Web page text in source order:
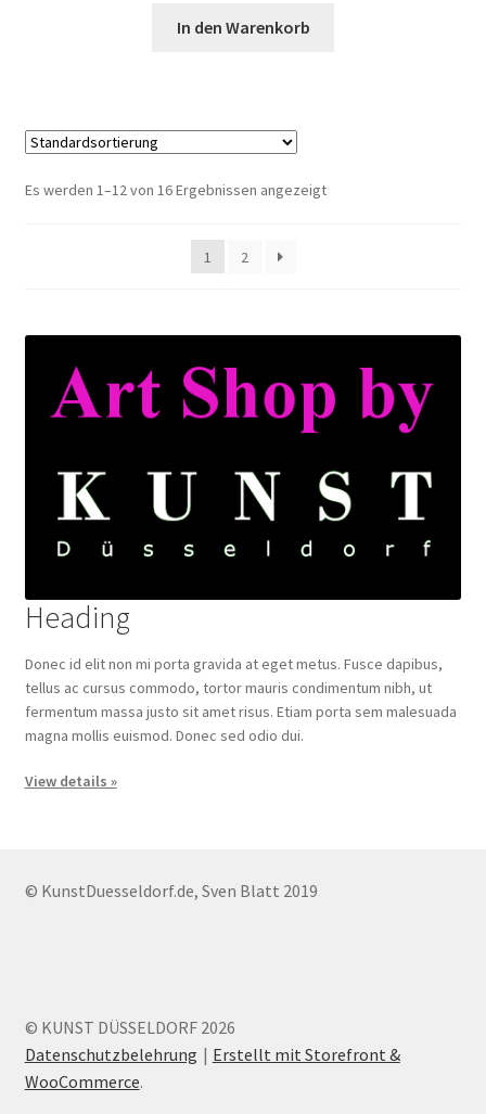
In den Warenkorb
Es werden 1–12 von 16 Ergebnissen angezeigt
1 2
Heading
Donec id elit non mi porta gravida at eget metus. Fusce dapibus,
tellus ac cursus commodo, tortor mauris condimentum nibh, ut
fermentum massa justo sit amet risus. Etiam porta sem malesuada
magna mollis euismod. Donec sed odio dui.
View details »
© KunstDuesseldorf.de, Sven Blatt 2019
© KUNST DÜSSELDORF 2026
Datenschutzbelehrung
Erstellt mit Storefront &
WooCommerce.